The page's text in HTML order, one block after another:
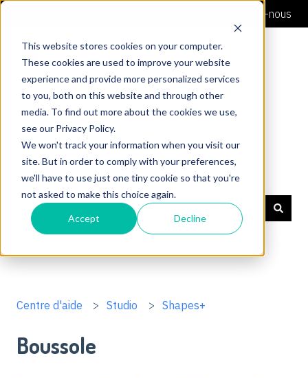
This website stores cookies on your computer.
These cookies are used to improve your website
experience and provide more personalized services
to you, both on this website and through other
media. To find out more about the cookies we use,
see our Privacy Policy.
We won't track your information when you visit our
site. But in order to comply with your preferences,
we'll have to use just one tiny cookie so that you're
not asked to make this choice again.
Accept Decline
Afficher le sous-menu pour les traductions
Contacte-nous
Soutien Shaper
Il n'y a aucune suggestion car le champ de recherche
Centre d'aide Studio Shapes+
Boussole